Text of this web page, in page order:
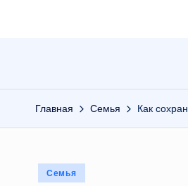
Главная Семья Как
Опубликовано
Семья